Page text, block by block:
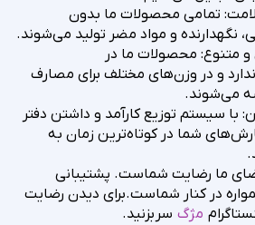
تمامی محصولات ما بدون
نگهدارنده و مواد مضر تولید می‌شوند.
متنوع: محصولات ما در
و در وزن‌های مختلف برای مصارف
می‌شوند.
با سیستم توزیع کارآمد و داشتن دفتر
شما در کوتاه‌ترین زمان به
ما رضایت شماست. پشتیبانی
در کنار شماست.برای دیدن رضایت
مژگ سر بزنید.